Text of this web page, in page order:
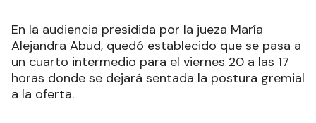
En la audiencia presidida por la jueza María
Alejandra Abud, quedó establecido que se pasa a
un cuarto intermedio para el viernes 20 a las 17
horas donde se dejará sentada la postura gremial
a la oferta.